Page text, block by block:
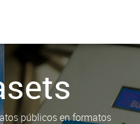
públicos en formatos